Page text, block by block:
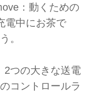
：動くための
電中にお茶で
。
2つの大きな送電
コントロールラ